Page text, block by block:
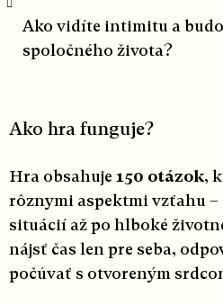
Ako vidíte intimitu a
spoločného života?
Ako hra funguje?
Hra obsahuje 150 otázok,
rôznymi aspektmi vzťahu –
situácií až po hlboké
nájsť čas len pre seba,
počúvať s otvoreným